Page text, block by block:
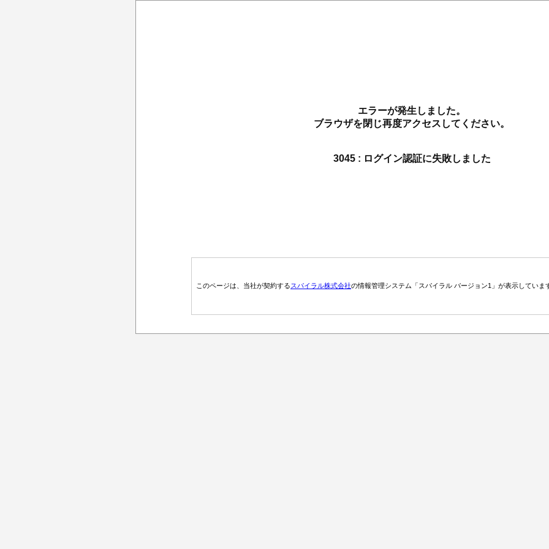
エラーが発生しました。
ブラウザを閉じ再度アクセスしてください。
3045 : ログイン認証に失敗しました
このページは、当社が契約するスパイラル株式会社の情報管理システム「スパイラル バージョン1」が表示していま